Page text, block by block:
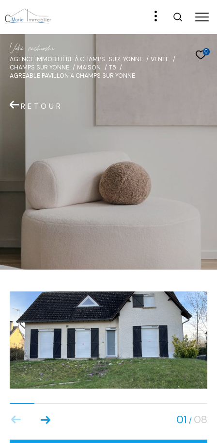
0
Vore recece
AGENCE IMMOBILIÈRE À CHAMPS-SUR-YONNE
VENTE
CHAMPS SUR YONNE
MAISON
T5
AGREABLE PAVILLON A CHAMPS SUR YONNE
RETOUR
01 / 08